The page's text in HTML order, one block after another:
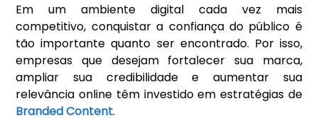
Em um ambiente digital cada vez mais
competitivo, conquistar a confiança do público é
tão importante quanto ser encontrado. Por isso,
empresas que desejam fortalecer sua marca,
ampliar sua credibilidade e aumentar sua
relevância online têm investido em estratégias de
Branded Content.